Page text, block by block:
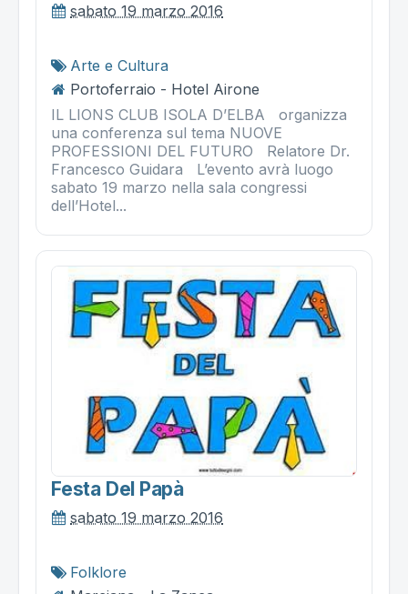
sabato 19 marzo 2016
Arte e Cultura
Portoferraio - Hotel Airone
IL LIONS CLUB ISOLA D’ELBA organizza
una conferenza sul tema NUOVE
PROFESSIONI DEL FUTURO Relatore Dr.
Francesco Guidara L’evento avrà luogo
sabato 19 marzo nella sala congressi
dell’Hotel...
Festa Del Papà
sabato 19 marzo 2016
Folklore